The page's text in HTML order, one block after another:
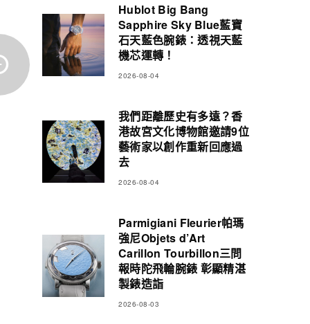
Hublot Big Bang
Sapphire Sky Blue藍寶
石天藍色腕錶：透視天藍
機芯運轉！
2026-08-04
我們距離歷史有多遠？香
港故宮文化博物館邀請9位
藝術家以創作重新回應過
去
2026-08-04
Parmigiani Fleurier帕瑪
強尼Objets d’Art
Carillon Tourbillon三問
報時陀飛輪腕錶 彰顯精湛
製錶造詣
2026-08-03